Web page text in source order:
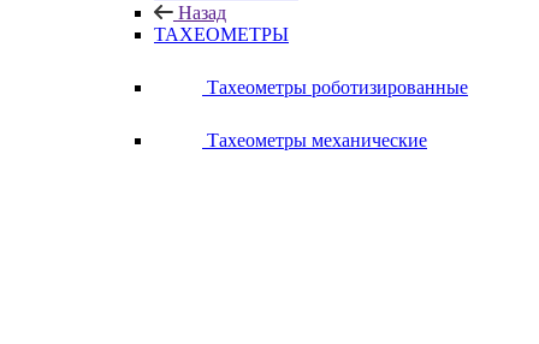
Назад
ТАХЕОМЕТРЫ
Тахеометры роботизированные
Тахеометры механические